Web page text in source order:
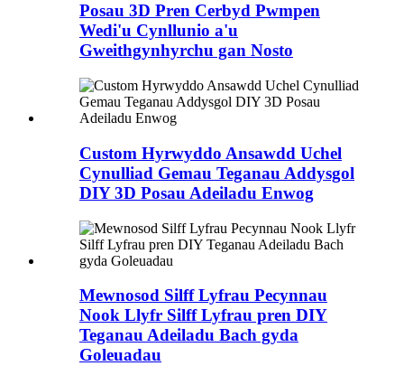
Posau 3D Pren Cerbyd Pwmpen
Wedi'u Cynllunio a'u
Gweithgynhyrchu gan Nosto
Custom Hyrwyddo Ansawdd Uchel
Cynulliad Gemau Teganau Addysgol
DIY 3D Posau Adeiladu Enwog
Mewnosod Silff Lyfrau Pecynnau
Nook Llyfr Silff Lyfrau pren DIY
Teganau Adeiladu Bach gyda
Goleuadau